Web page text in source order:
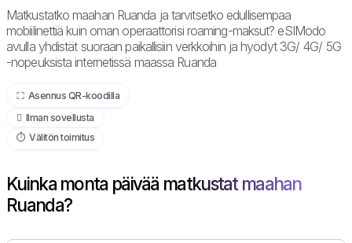
Matkustatko maahan Ruanda ja tarvitsetko edullisempaa
mobiilinettiä kuin oman operaattorisi roaming-maksut? eSIModo
avulla yhdistät suoraan paikallisiin verkkoihin ja hyödyt 3G/ 4G/ 5G
-nopeuksista internetissä maassa Ruanda
⛶️️ Asennus QR-koodilla
️ Ilman sovellusta
⏱️️ Välitön toimitus
Kuinka monta päivää matkustat maahan
Ruanda?